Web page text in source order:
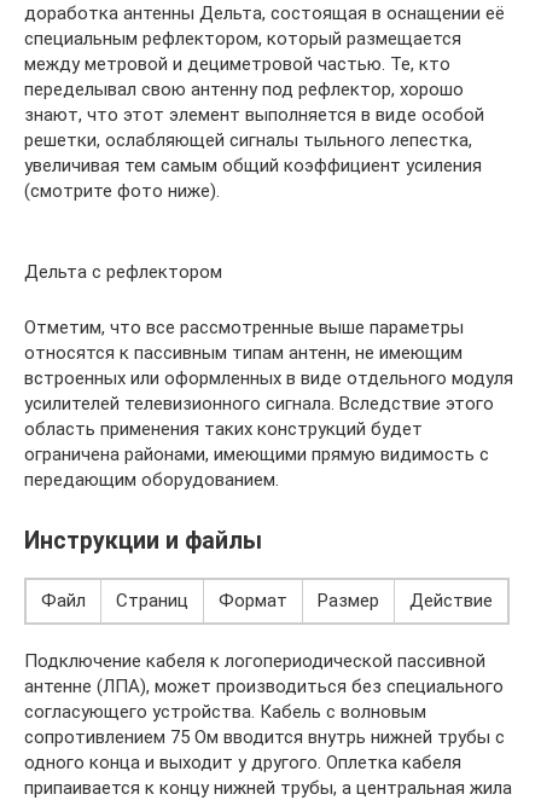
доработка антенны Дельта, состоящая в оснащении её
специальным рефлектором, который размещается
между метровой и дециметровой частью. Те, кто
переделывал свою антенну под рефлектор, хорошо
знают, что этот элемент выполняется в виде особой
решетки, ослабляющей сигналы тыльного лепестка,
увеличивая тем самым общий коэффициент усиления
(смотрите фото ниже).
Дельта с рефлектором
Отметим, что все рассмотренные выше параметры
относятся к пассивным типам антенн, не имеющим
встроенных или оформленных в виде отдельного модуля
усилителей телевизионного сигнала. Вследствие этого
область применения таких конструкций будет
ограничена районами, имеющими прямую видимость с
передающим оборудованием.
Инструкции и файлы
Файл Страниц Формат Размер Действие
Подключение кабеля к логопериодической пассивной
антенне (ЛПА), может производиться без специального
согласующего устройства. Кабель с волновым
сопротивлением 75 Ом вводится внутрь нижней трубы с
одного конца и выходит у другого. Оплетка кабеля
припаивается к концу нижней трубы, а центральная жила